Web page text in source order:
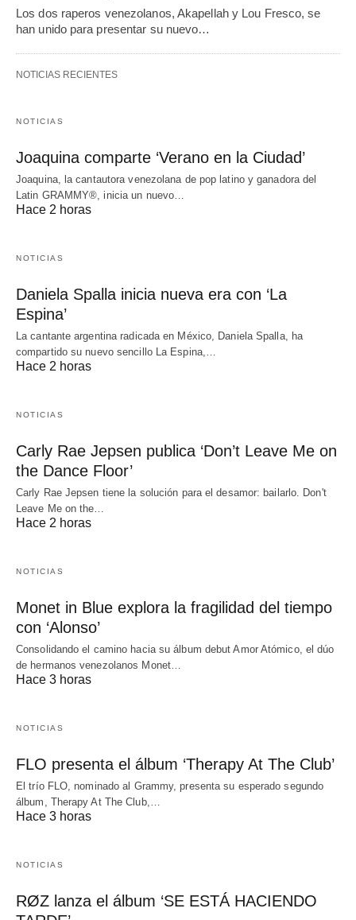
Los dos raperos venezolanos, Akapellah y Lou Fresco, se
han unido para presentar su nuevo…
NOTICIAS RECIENTES
NOTICIAS
Joaquina comparte ‘Verano en la Ciudad’
Joaquina, la cantautora venezolana de pop latino y ganadora del
Latin GRAMMY®, inicia un nuevo…
Hace 2 horas
NOTICIAS
Daniela Spalla inicia nueva era con ‘La
Espina’
La cantante argentina radicada en México, Daniela Spalla, ha
compartido su nuevo sencillo La Espina,…
Hace 2 horas
NOTICIAS
Carly Rae Jepsen publica ‘Don’t Leave Me on
the Dance Floor’
Carly Rae Jepsen tiene la solución para el desamor: bailarlo. Don't
Leave Me on the…
Hace 2 horas
NOTICIAS
Monet in Blue explora la fragilidad del tiempo
con ‘Alonso’
Consolidando el camino hacia su álbum debut Amor Atómico, el dúo
de hermanos venezolanos Monet…
Hace 3 horas
NOTICIAS
FLO presenta el álbum ‘Therapy At The Club’
El trío FLO, nominado al Grammy, presenta su esperado segundo
álbum, Therapy At The Club,…
Hace 3 horas
NOTICIAS
RØZ lanza el álbum ‘SE ESTÁ HACIENDO